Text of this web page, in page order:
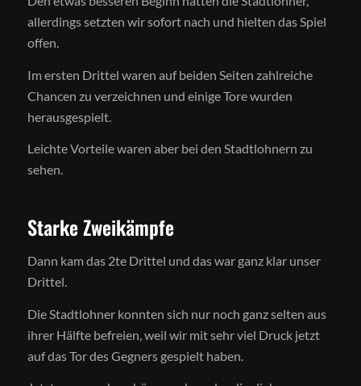
allerdings setzten wir sofort nach und hielten das Spiel
offen.
Im ersten Drittel waren auf beiden Seiten zahlreiche
Chancen zu verzeichnen und einige Tore wurden
herausgespielt.
Leichte Vorteile waren aber bei den Stadtlohnern zu
sehen.
Starke Zweikämpfe
Dann kam das 2te Drittel und das war ganz klar unser
Drittel.
Die Stadtlohner konnten sich nur noch ganz selten aus
ihrer Hälfte befreien, weil wir mit sehr viel Druck jetzt
auf das Tor des Gegners gespielt haben.